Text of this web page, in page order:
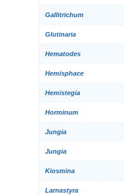
Gallitrichum
Glutinaria
Hematodes
Hemisphace
Hemistegia
Horminum
Jungia
Jungia
Kiosmina
Larnastyra